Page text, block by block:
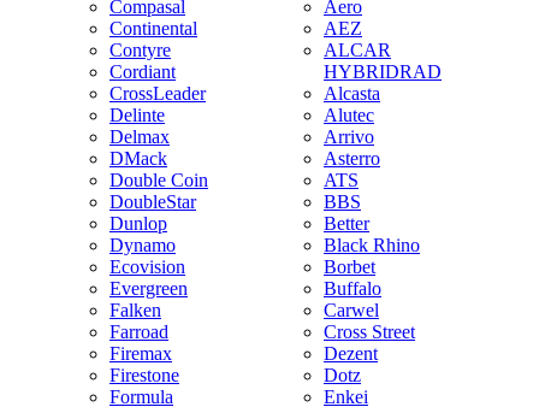
Compasal
Continental
Contyre
Cordiant
CrossLeader
Delinte
Delmax
DMack
Double Coin
DoubleStar
Dunlop
Dynamo
Ecovision
Evergreen
Falken
Farroad
Firemax
Firestone
Formula
Aero
AEZ
ALCAR
HYBRIDRAD
Alcasta
Alutec
Arrivo
Asterro
ATS
BBS
Better
Black Rhino
Borbet
Buffalo
Carwel
Cross Street
Dezent
Dotz
Enkei